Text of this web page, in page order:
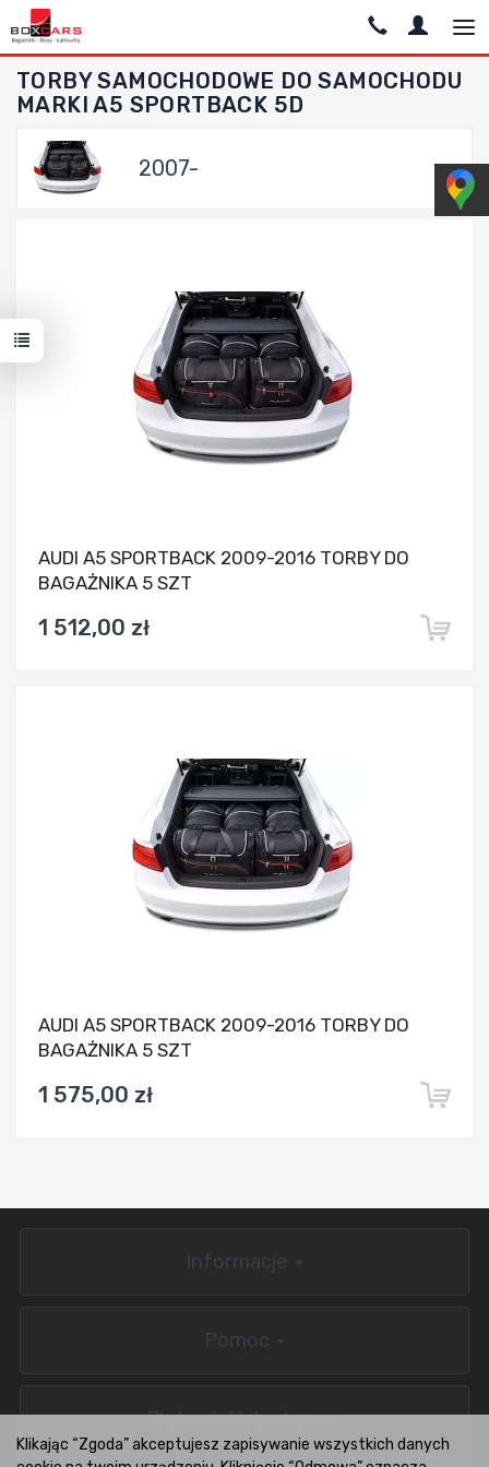
TORBY SAMOCHODOWE DO SAMOCHODU
MARKI A5 SPORTBACK 5D
2007-
AUDI A5 SPORTBACK 2009-2016 TORBY DO
BAGAŻNIKA 5 SZT
1 512,00 zł
AUDI A5 SPORTBACK 2009-2016 TORBY DO
BAGAŻNIKA 5 SZT
1 575,00 zł
Informacje
Pomoc
Płatności i dostawa
Klikając “Zgoda” akceptujesz zapisywanie wszystkich danych